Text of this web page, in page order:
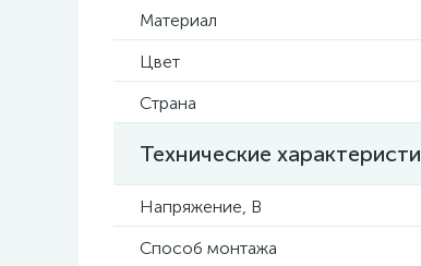
Материал
Цвет
Страна
Технические
Напряжение, В
Способ монтажа